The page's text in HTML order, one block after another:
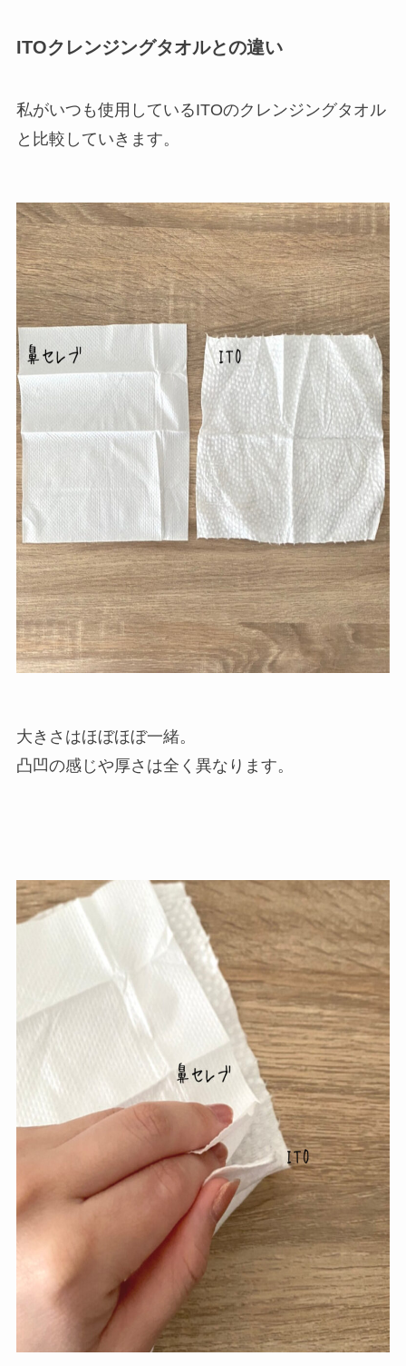
ITOクレンジングタオルとの違い
私がいつも使用しているITOのクレンジングタオル
と比較していきます。
大きさはほぼほぼ一緒。
凸凹の感じや厚さは全く異なります。